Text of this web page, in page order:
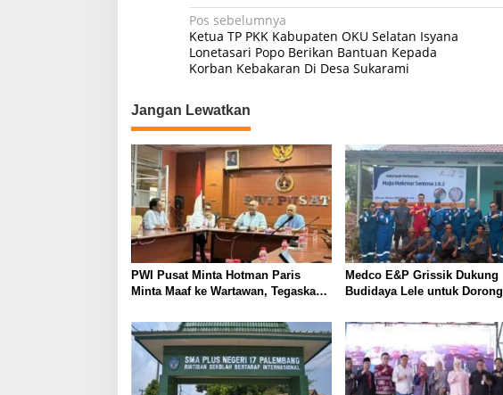
N
a
v
i
g
a
s
i
p
o
s
Pos sebelumnya
Ketua TP PKK Kabupaten OKU Selatan Isyana
Lonetasari Popo Berikan Bantuan Kepada
Korban Kebakaran Di Desa Sukarami
Jangan Lewatkan
PWI Pusat Minta Hotman Paris
Minta Maaf ke Wartawan, Tegaskan
Medco E&P Grissik Dukung
Budidaya Lele untuk Dorong